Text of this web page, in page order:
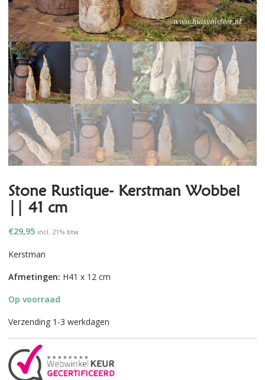
Stone Rustique- Kerstman Wobbel
|| 41 cm
€29,95 incl. 21% btw
Kerstman
Afmetingen: H41 x 12 cm
Op voorraad
Verzending 1-3 werkdagen